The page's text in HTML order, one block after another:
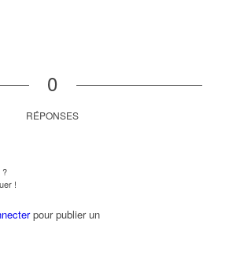
0
RÉPONSES
?
!
pour publier un